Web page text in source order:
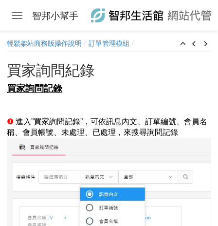
Toggle navigation
智邦小幫手
輕鬆架站商務版操作說明 訂單管理模組
買家詢問紀錄
買家詢問記錄
❶ 進入”買家詢問記錄”，可依訊息內文、訂單編號、會員名
稱、會員帳號、未處理、已處理，來搜尋詢問記錄